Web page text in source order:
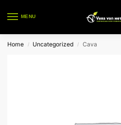
MENU
Home / Uncategorized / Cava